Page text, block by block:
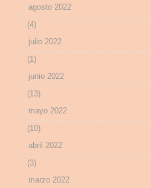
agosto 2022
(4)
julio 2022
(1)
junio 2022
(13)
mayo 2022
(10)
abril 2022
(3)
marzo 2022